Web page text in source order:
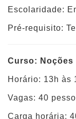
Escolaridade:
Pré-requisito:
Curso: Noções
Horário: 13h às
Vagas: 40
Carga horária: